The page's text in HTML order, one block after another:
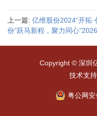
上一篇: 亿维股份2024“开拓
份“跃马新程，聚力同心
Copyright © 深圳
技术支
粤公网